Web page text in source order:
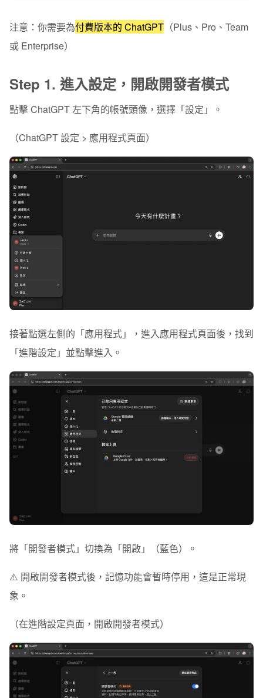
Step 2. 新增電子豹 MCP 應用程式
Step 4. 開始對話，下達指令
注意：你需要為付費版本的 ChatGPT （Plus、Pro、Team
或 Enterprise）
Step 1. 進入設定，開啟開發者模式
點擊 ChatGPT左下角的帳號頭像，選擇「設定 」。
（ChatGPT 設定 > 應用程式頁面）
接著點選左側的「應用程式」，進入應用程式頁面後，找到
「進階設定 」並點擊進入。
將「開發者模式」切換為「開啟」（藍色）。
⚠️ 開啟開發者模式後，記憶功能會暫時停用，這是正常現
象。
（在進階設定頁面，開啟開發者模式）